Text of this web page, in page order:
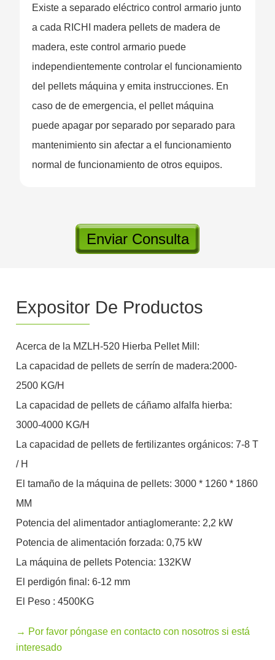
Existe a separado eléctrico control armario junto
a cada RICHI madera pellets de madera de
madera, este control armario puede
independientemente controlar el funcionamiento
del pellets máquina y emita instrucciones. En
caso de de emergencia, el pellet máquina
puede apagar por separado por separado para
mantenimiento sin afectar a el funcionamiento
normal de funcionamiento de otros equipos.
Enviar Consulta
Expositor De Productos
Acerca de la MZLH-520 Hierba Pellet Mill:
La capacidad de pellets de serrín de madera:2000-
2500 KG/H
La capacidad de pellets de cáñamo alfalfa hierba:
3000-4000 KG/H
La capacidad de pellets de fertilizantes orgánicos: 7-8 T
/ H
El tamaño de la máquina de pellets: 3000 * 1260 * 1860
MM
Potencia del alimentador antiaglomerante: 2,2 kW
Potencia de alimentación forzada: 0,75 kW
La máquina de pellets Potencia: 132KW
El perdigón final: 6-12 mm
El Peso : 4500KG
→ Por favor póngase en contacto con nosotros si está
interesado